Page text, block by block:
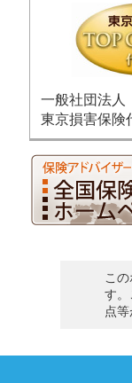
一般社団法人
東京損害保険
こ
す。
点